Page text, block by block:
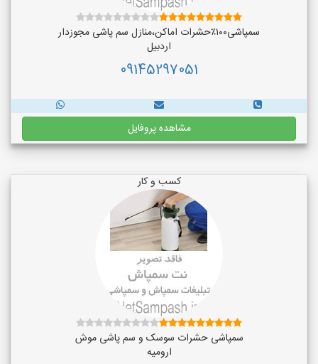
سمپاشی۱۰۰٪حشرات اماکن،منازل سم پاشی مجوزدار
اردبیل
09145297051
مشاهده پروفایل
کسب و کار
سمپاشی حشرات سوسک و سم پاشی موش
ارومیه